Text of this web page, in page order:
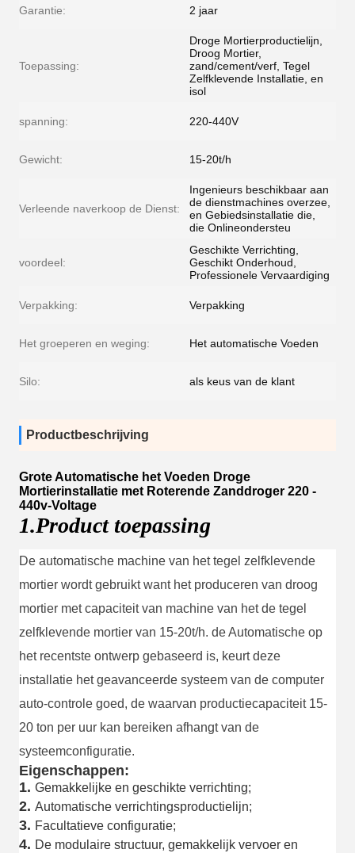
Garantie: 2 jaar
Toepassing:
Droge Mortierproductielijn,
Droog Mortier,
zand/cement/verf, Tegel
Zelfklevende Installatie, en
isol
spanning: 220-440V
Gewicht: 15-20t/h
Verleende naverkoop de Dienst:
Ingenieurs beschikbaar aan
de dienstmachines overzee,
en Gebiedsinstallatie die,
die Onlineondersteu
voordeel:
Geschikte Verrichting,
Geschikt Onderhoud,
Professionele Vervaardiging
Verpakking: Verpakking
Het groeperen en weging: Het automatische Voeden
Silo: als keus van de klant
Productbeschrijving
Grote Automatische het Voeden Droge
Mortierinstallatie met Roterende Zanddroger 220 -
440v-Voltage
1.Product toepassing
De automatische machine van het tegel zelfklevende
mortier wordt gebruikt want het produceren van droog
mortier met capaciteit van machine van het de tegel
zelfklevende mortier van 15-20t/h. de Automatische op
het recentste ontwerp gebaseerd is, keurt deze
installatie het geavanceerde systeem van de computer
auto-controle goed, de waarvan productiecapaciteit 15-
20 ton per uur kan bereiken afhangt van de
systeemconfiguratie.
Eigenschappen:
1. Gemakkelijke en geschikte verrichting;
2. Automatische verrichtingsproductielijn;
3. Facultatieve configuratie;
4. De modulaire structuur, gemakkelijk vervoer en